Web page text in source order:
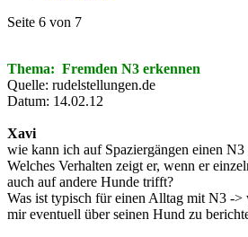
Seite 6 von 7
Thema: Fremden N3 erkennen
Quelle: rudelstellungen.de
Datum: 14.02.12
Xavi
wie kann ich auf Spaziergängen einen N3
Welches Verhalten zeigt er, wenn er
auch auf andere Hunde trifft?
Was ist typisch für einen Alltag mit N3 ->
mir eventuell über seinen Hund zu